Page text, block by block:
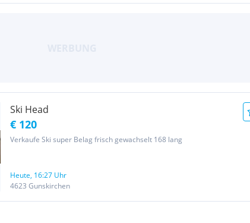
Ski Head
€ 120
Verkaufe Ski super Belag frisch gewachselt 168 lang
Heute, 16:27 Uhr
4623 Gunskirchen